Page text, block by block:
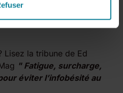
Lisez la tribune de Ed
" Fatigue, surcharge,
éviter l’infobésité au